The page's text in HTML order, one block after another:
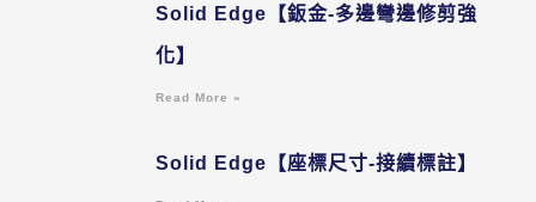
Solid Edge【鈑金-多邊彎邊修剪強
化】
Read More »
Solid Edge【座標尺寸-接續標註】